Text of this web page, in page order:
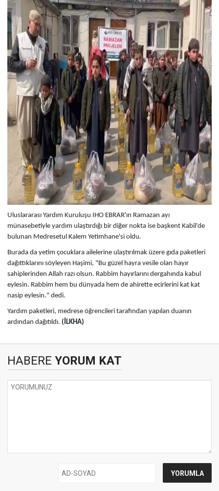
Uluslararası Yardım Kuruluşu IHO EBRAR'ın Ramazan ayı
münasebetiyle yardım ulaştırdığı bir diğer nokta ise başkent Kabil'de
bulunan Medresetul Kalem Yetimhane'si oldu.
Burada da yetim çocuklara ailelerine ulaştırılmak üzere gıda paketleri
dağıttıklarını söyleyen Haşimi, "Bu güzel hayra vesile olan hayır
sahiplerinden Allah razı olsun. Rabbim hayırlarını dergahında kabul
eylesin. Rabbim hem bu dünyada hem de ahirette ecirlerini kat kat
nasip eylesin." dedi.
Yardım paketleri, medrese öğrencileri tarafından yapılan duanın
ardından dağıtıldı. (İLKHA)
HABERE YORUM KAT